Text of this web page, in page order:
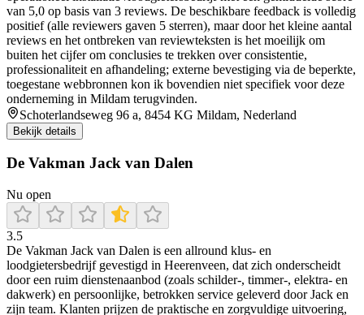
van 5,0 op basis van 3 reviews. De beschikbare feedback is volledig
positief (alle reviewers gaven 5 sterren), maar door het kleine aantal
reviews en het ontbreken van reviewteksten is het moeilijk om
buiten het cijfer om conclusies te trekken over consistentie,
professionaliteit en afhandeling; externe bevestiging via de beperkte,
toegestane webbronnen kon ik bovendien niet specifiek voor deze
onderneming in Mildam terugvinden.
Schoterlandseweg 96 a, 8454 KG Mildam, Nederland
Bekijk details
De Vakman Jack van Dalen
Nu open
3.5
De Vakman Jack van Dalen is een allround klus- en
loodgietersbedrijf gevestigd in Heerenveen, dat zich onderscheidt
door een ruim dienstenaanbod (zoals schilder-, timmer-, elektra- en
dakwerk) en persoonlijke, betrokken service geleverd door Jack en
zijn team. Klanten prijzen de praktische en zorgvuldige uitvoering,